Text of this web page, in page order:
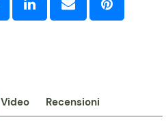
Video Recensioni